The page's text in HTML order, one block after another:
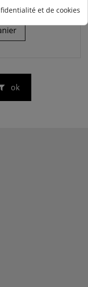
ok
et de cookies